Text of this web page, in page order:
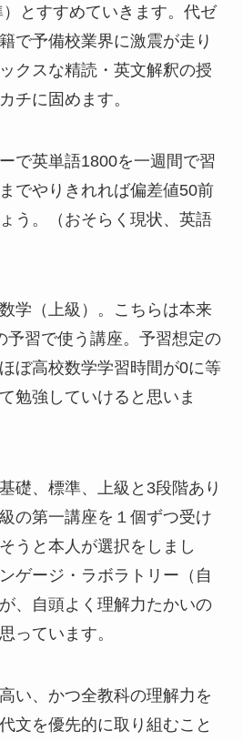
とすすめていきます。代ゼ
で予備校業界に激震が走り
クスな精読・英文解釈の授
チに固めます。
で英単語1800を一週間で習
でやりきれれば偏差値50前
う。（おそらく現状、英語
学（上級）。こちらは本来
予習で使う講座。予習想定の
ぼ高校数学学習時間が0に等
勉強していけると思いま
礎、標準、上級と3段階あり
の第一講座を１個ずつ受け
うと本人が選択をしまし
ゲージ・ラボラトリー（自
、自頭よく理解力たかいの
っています。
い、かつ全教科の理解力を
文を優先的に取り組むこと